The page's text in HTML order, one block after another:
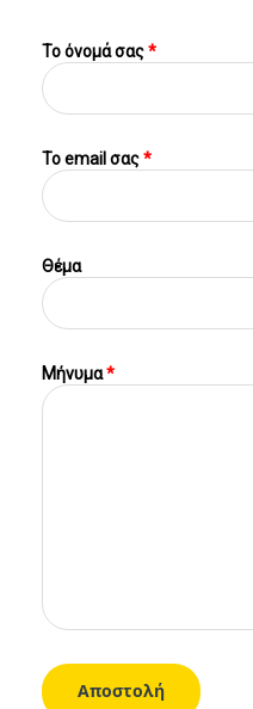
Το όνομά σας*
To email σας*
Θέμα
Μήνυμα*